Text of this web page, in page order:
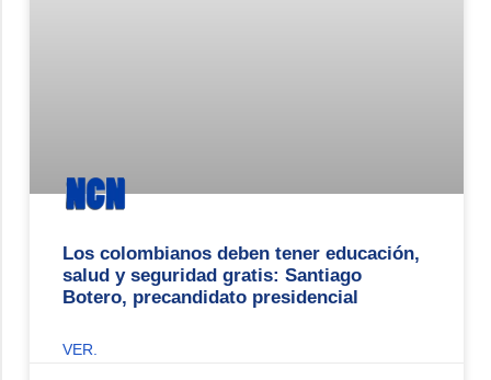
Los colombianos deben tener educación,
salud y seguridad gratis: Santiago
Botero, precandidato presidencial
VER.